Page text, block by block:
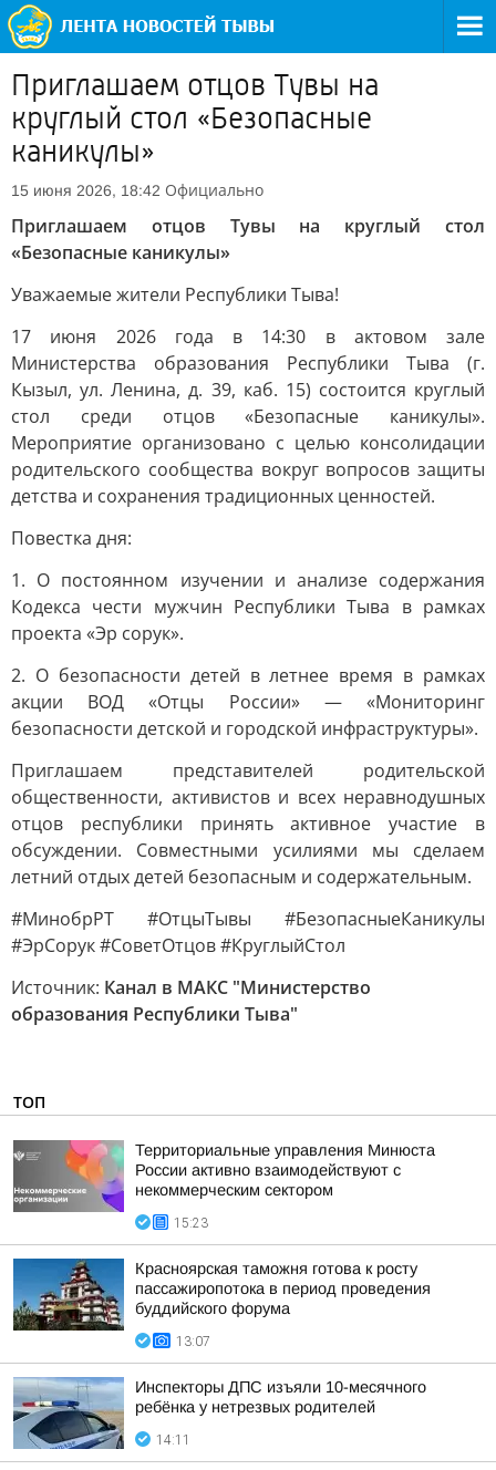
Приглашаем отцов Тувы на
круглый стол «Безопасные
каникулы»
15 июня 2026, 18:42 Официально
Приглашаем отцов Тувы на круглый стол
«Безопасные каникулы»
Уважаемые жители Республики Тыва!
17 июня 2026 года в 14:30 в актовом зале
Министерства образования Республики Тыва (г.
Кызыл, ул. Ленина, д. 39, каб. 15) состоится круглый
стол среди отцов «Безопасные каникулы».
Мероприятие организовано с целью консолидации
родительского сообщества вокруг вопросов защиты
детства и сохранения традиционных ценностей.
Повестка дня:
1. О постоянном изучении и анализе содержания
Кодекса чести мужчин Республики Тыва в рамках
проекта «Эр сорук».
2. О безопасности детей в летнее время в рамках
акции ВОД «Отцы России» — «Мониторинг
безопасности детской и городской инфраструктуры».
Приглашаем представителей родительской
общественности, активистов и всех неравнодушных
отцов республики принять активное участие в
обсуждении. Совместными усилиями мы сделаем
летний отдых детей безопасным и содержательным.
#МинобрРТ #ОтцыТывы #БезопасныеКаникулы
#ЭрСорук #СоветОтцов #КруглыйСтол
Источник: Канал в МАКС "Министерство
образования Республики Тыва"
ТОП
Территориальные управления Минюста
России активно взаимодействуют с
некоммерческим сектором
15:23
Красноярская таможня готова к росту
пассажиропотока в период проведения
буддийского форума
13:07
Инспекторы ДПС изъяли 10-месячного
ребёнка у нетрезвых родителей
14:11